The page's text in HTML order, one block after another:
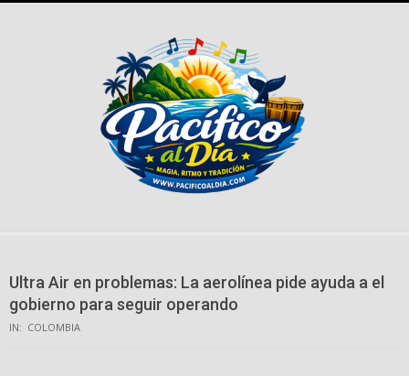
Ultra Air en problemas: La aerolínea pide ayuda a el
gobierno para seguir operando
IN: COLOMBIA